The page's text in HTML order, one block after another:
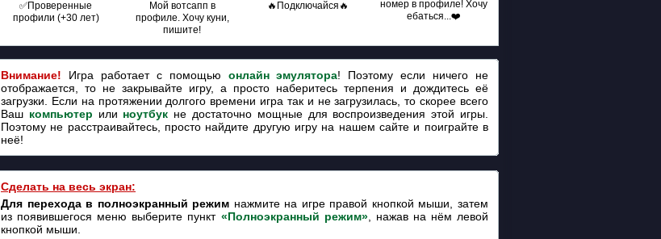
✅Проверенные
профили (+30 лет)
Мой вотсапп в
профиле. Хочу куни,
пишите!
🔥Подключайся🔥
номер в профиле! Хочу
ебаться...❤️
Внимание! Игра работает с помощью онлайн эмулятора! Поэтому если ничего не
отображается, то не закрывайте игру, а просто наберитесь терпения и дождитесь её
загрузки. Если на протяжении долгого времени игра так и не загрузилась, то скорее всего
Ваш компьютер или ноутбук не достаточно мощные для воспроизведения этой игры.
Поэтому не расстраивайтесь, просто найдите другую игру на нашем сайте и поиграйте в
неё!
Сделать на весь экран:
Для перехода в полноэкранный режим нажмите на игре правой кнопкой мыши, затем
из появившегося меню выберите пункт «Полноэкранный режим», нажав на нём левой
кнопкой мыши.